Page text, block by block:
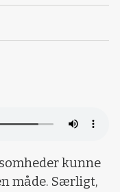
kunne
måde. Særligt,